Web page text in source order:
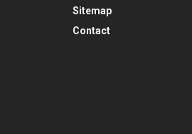
Sitemap
Contact